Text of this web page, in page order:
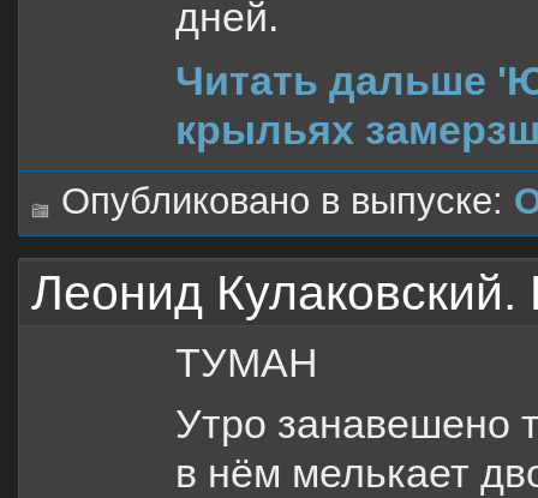
дней.
Читать дальше
крыльях
Опубликовано в выпуске:
Леонид
ТУМАН
Утро занавешено
в нём мелькает